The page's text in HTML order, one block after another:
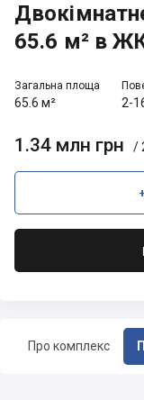
Про комплекс
65.6 м² в
Загальна площа
65.6 м² 2-
1.34 млн грн /